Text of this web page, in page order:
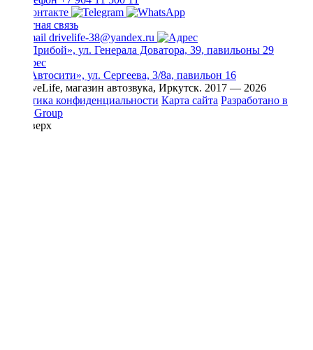
Обратная связь
drivelife-38@yandex.ru
ТЦ «Прибой», ул. Генерала Доватора, 39, павильоны 29
ТЦ «Автосити», ул. Сергеева, 3/8а, павильон 16
© DriveLife, магазин автозвука, Иркутск. 2017 — 2026
Политика конфиденциальности Карта сайта Разработано в
Prime Group